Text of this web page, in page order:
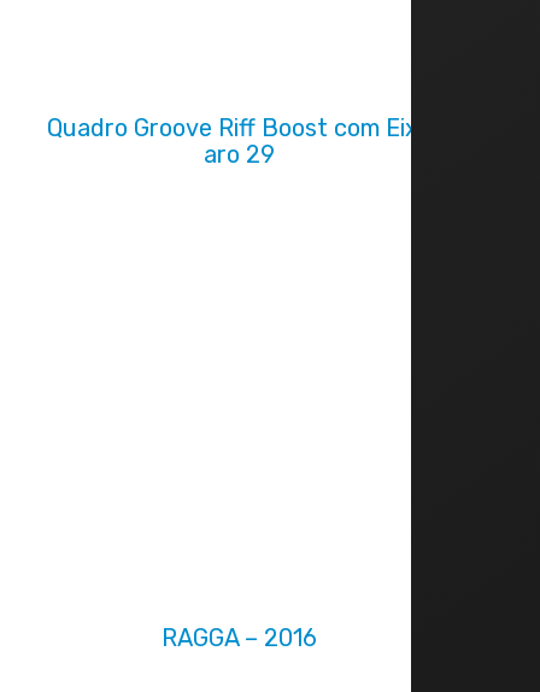
Quadro Groove Riff Boost com Eixo
aro 29
RAGGA – 2016